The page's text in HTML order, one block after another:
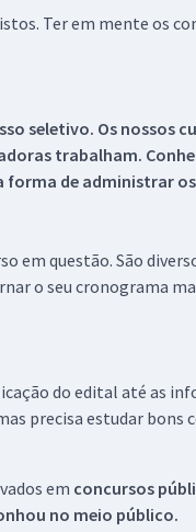
Ter em mente os
seletivo. Os
trabalham.
de administrar
em questão. São
o seu cronograma
do edital até as
precisa estudar bons
em concursos
no meio público.